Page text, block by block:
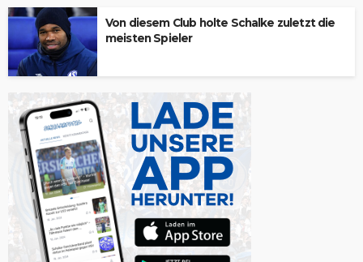
Von diesem Club holte Schalke zuletzt die
meisten Spieler